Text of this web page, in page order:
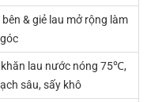
bên & giẻ lau mở rộng làm
lau nước nóng 75℃,
sâu, sấy khô